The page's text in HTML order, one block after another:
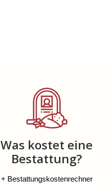
Was kostet eine
Bestattung?
+ Bestattungskostenrechner